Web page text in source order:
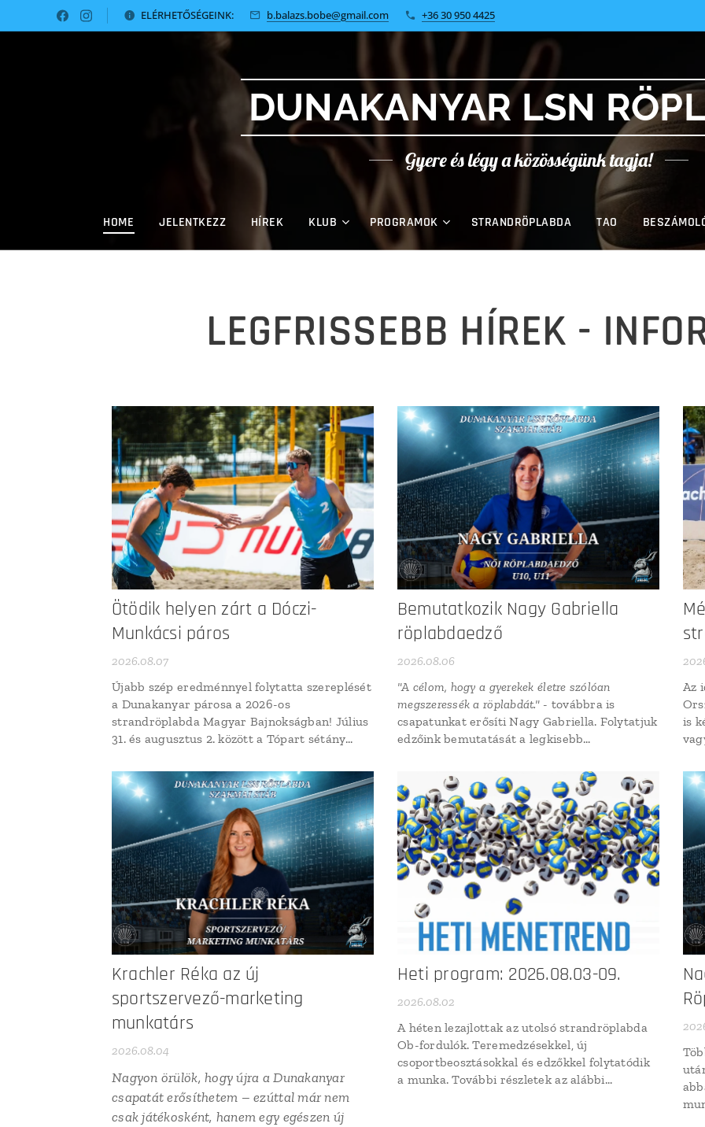
ELÉRHETŐSÉGEINK: b.balazs.bobe@gmail.com +36 30 950 4425
DUNAKANYAR LSN
Gyere és légy a közösségünk tagja!
HOME JELENTKEZZ HÍREK KLUB PROGRAMOK STRANDRÖPLABDA TAO
LEGFRISSEBB HÍREK -
Ötödik helyen zárt a Dóczi-
Munkácsi páros
2026.08.07
Újabb szép eredménnyel folytatta szereplését
a Dunakanyar párosa a 2026-os
strandröplabda Magyar Bajnokságban! Július
31. és augusztus 2. között a Tópart sétány
Magyar Bajnokság második fordulójának, ahol
a férfi felnőtt mezőnyben ismét pályára lépett
a DKLSN párosa, Dóczi Attila és Munkácsi
Levente Benedek....
Bemutatkozik Nagy Gabriella
röplabdaedző
2026.08.06
"A célom, hogy a gyerekek életre szólóan
megszeressék a röplabdát."- továbbra is
csapatunkat erősíti Nagy Gabriella. Folytatjuk
edzőink bemutatását a legkisebb
Az
is
a
Krachler Réka az új
sportszervező-marketing
munkatárs
2026.08.04
Nagyon örülök, hogy újra a Dunakanyar
csapatát erősíthetem – ezúttal már nem
csak játékosként, hanem egy egészen új
Heti program: 2026.08.03-09.
2026.08.02
A héten lezajlottak az utolsó strandröplabda
Ob-fordulók. Teremedzésekkel, új
csoportbeosztásokkal és edzőkkel folytatódik
a munka. További részletek az alábbi